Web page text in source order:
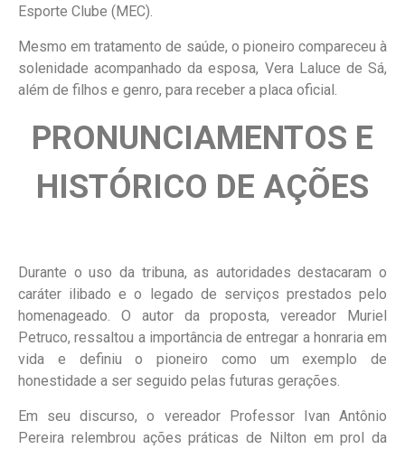
Esporte Clube (MEC).
Mesmo em tratamento de saúde, o pioneiro compareceu à
solenidade acompanhado da esposa, Vera Laluce de Sá,
além de filhos e genro, para receber a placa oficial.
PRONUNCIAMENTOS E
HISTÓRICO DE AÇÕES
Durante o uso da tribuna, as autoridades destacaram o
caráter ilibado e o legado de serviços prestados pelo
homenageado. O autor da proposta, vereador Muriel
Petruco, ressaltou a importância de entregar a honraria em
vida e definiu o pioneiro como um exemplo de
honestidade a ser seguido pelas futuras gerações.
Em seu discurso, o vereador Professor Ivan Antônio
Pereira relembrou ações práticas de Nilton em prol da